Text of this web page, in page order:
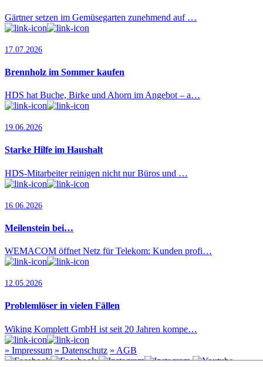
Gärtner setzen im Gemüsegarten zunehmend auf …
17.07.2026
Brennholz im Sommer kaufen
HDS hat Buche, Birke und Ahorn im Angebot – a…
19.06.2026
Starke Hilfe im Haushalt
HDS-Mitarbeiter reinigen nicht nur Büros und …
16.06.2026
Meilenstein bei…
WEMACOM öffnet Netz für Telekom: Kunden profi…
12.05.2026
Problemlöser in vielen Fällen
Wiking Komplett GmbH ist seit 20 Jahren kompe…
» Impressum » Datenschutz » AGB